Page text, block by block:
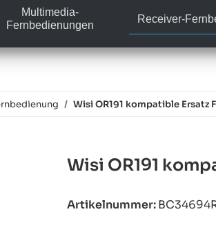
Multimedia-
Fernbedienungen
Receiver-
Wisi OR191 kompatible Ersatz
Wisi OR191
Artikelnummer: